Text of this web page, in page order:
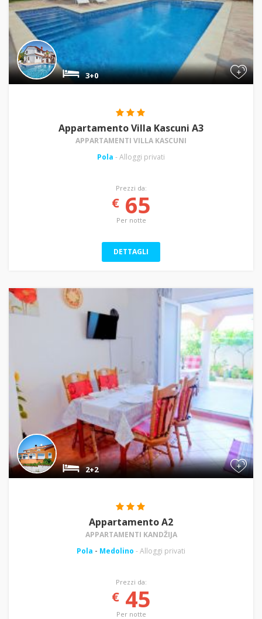
+
3+0
Appartamento Villa Kascuni A3
APPARTAMENTI VILLA KASCUNI
Pola - Alloggi privati
Prezzi da:
€65
Per notte
DETTAGLI
+
2+2
Appartamento A2
APPARTAMENTI KANDŽIJA
Pola - Medolino - Alloggi privati
Prezzi da:
€45
Per notte